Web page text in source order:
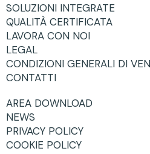
SOLUZIONI INTEGRATE
QUALITÀ CERTIFICATA
LAVORA CON NOI
LEGAL
CONDIZIONI GENERALI DI
CONTATTI
AREA DOWNLOAD
NEWS
PRIVACY POLICY
COOKIE POLICY